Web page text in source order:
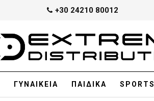
+30 24210 80012
ΓΥΝΑΙΚΕΙΑ ΠΑΙΔΙΚΑ SPORTS